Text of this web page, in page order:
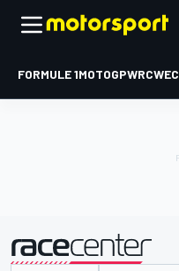
FORMULE 1MOTOGPWRCWEC